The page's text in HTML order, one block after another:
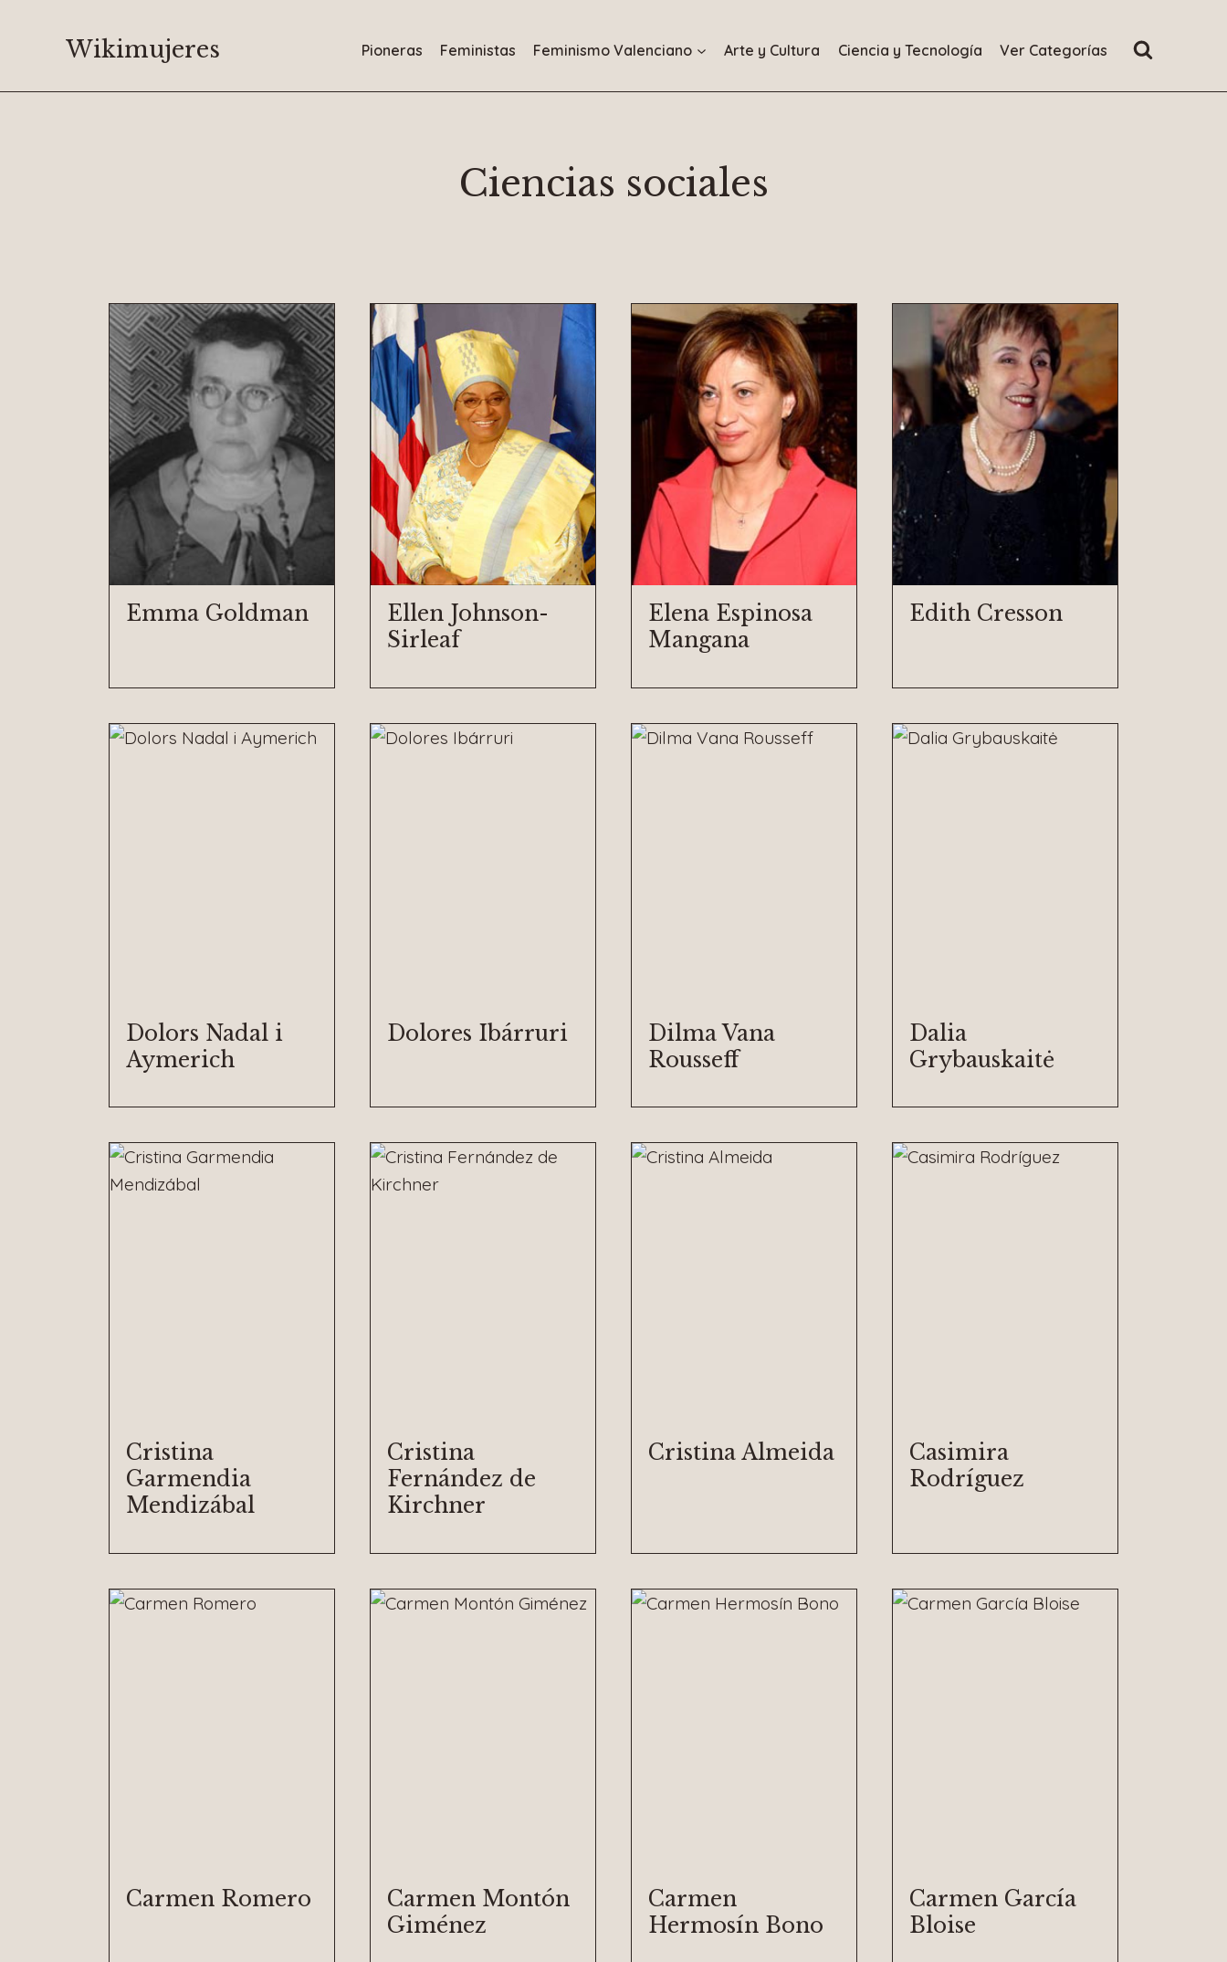
Wikimujeres Pioneras Feministas Feminismo Valenciano Arte y Cultura Ciencia y Tecnología Ver Categorías
Ciencias sociales
Emma Goldman
Ellen Johnson-
Sirleaf
Elena Espinosa
Mangana
Edith Cresson
Dolors Nadal i
Aymerich
Dolores Ibárruri
Dilma Vana
Rousseff
Dalia
Grybauskaitė
Cristina
Garmendia
Mendizábal
Cristina
Fernández de
Kirchner
Cristina Almeida
Casimira
Rodríguez
Carmen Romero
Carmen Montón
Giménez
Carmen
Hermosín Bono
Carmen García
Bloise